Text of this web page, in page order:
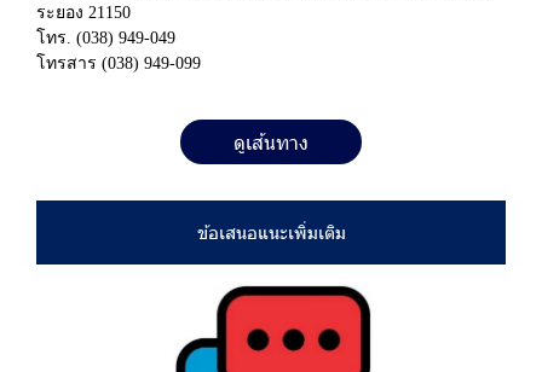
ระยอง 21150
โทร. (038) 949-049
โทรสาร (038) 949-099
ดูเส้นทาง
ข้อเสนอแนะเพิ่มเติม